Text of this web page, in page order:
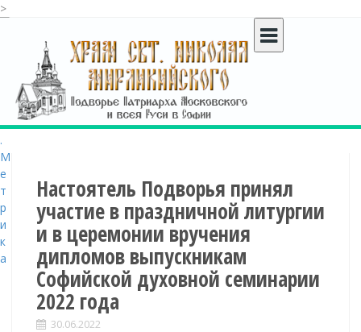
>
c
o
n
t
e
n
t
Настоятель Подворья принял
участие в праздничной литургии
и в церемонии вручения
дипломов выпускникам
Софийской духовной семинарии
2022 года
30.06.2022